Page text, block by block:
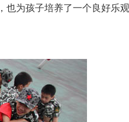
也为孩子培养了一个良好乐